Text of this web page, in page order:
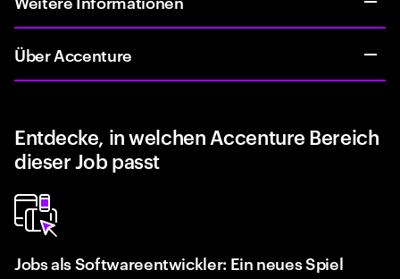
Über Accenture
Entdecke, in welchen Accenture Bereich
dieser Job passt
Jobs als Softwareentwickler: Ein neues Spiel